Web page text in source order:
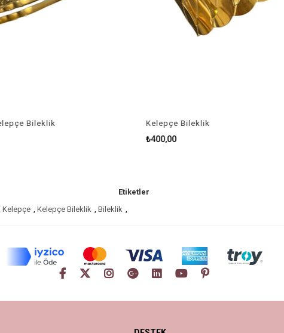
Bileklik Kelepçe Bileklik
₺400,00
Etiketler
Kelepçe , Kelepçe Bileklik , Bileklik ,